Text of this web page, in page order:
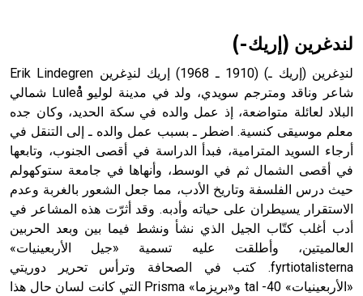
- هل تعلم أن أبجر Abgar اسم معروف جيداً يعود إلى عدد من
الملوك الذين حكموا مدينة إديسا (الرها) من أبجر الأول وحتى
التاسع، وهم ينتسبون إلى أسرة أوسروين
- هل تعلم أن الأبجدية الكنعانية تتألف من /22/ علامة كتابية
sign تكتب منفصلة غير متصلة، وتعتمد المبدأ الأكوروفوني،
حيث تقتصر القيمة الصوتية للعلامة الك
لندغرين (إريك-)
لندِغرين (إريك ـ) (1910 ـ 1968) إريك لندِغرين Erik Lindegren
شاعر وناقد ومترجم سويدي، ولد في مدينة لوليو Luleå شمالي
البلاد لعائلة متواضعة، إذ عمل والده في سكة الحديد، وكان جده
معلم موسيقى كنسية. اضطر ـ بسبب عمل والده ـ إلى التنقل في
أرجاء السويد المترامية، فبدأ الدراسة في أقصى الجنوب، وتابعها
في أقصى الشمال ثم في الوسط، وأنهاها في جامعة ستوكهولم
حيث درس الفلسفة وتاريخ الأدب، مما جعل الشعور بالغربة وعدم
الاستقرار يسيطران على حياته وأدبه. وقد أثرّت هذه المشاعر في
أدب أغلب كتّاب الجيل الذي نشأ ونشط فيما بين وبعد الحربين
العالميتين، وأطلقت عليه تسمية «جيل الأربعينيات»
fyrtiotalisterna. كتب في الصحافة وترأس تحرير دوريتي
«الأربعينيات» 40- tal و«بريزما» Prisma التي كانت لسان حال هذا